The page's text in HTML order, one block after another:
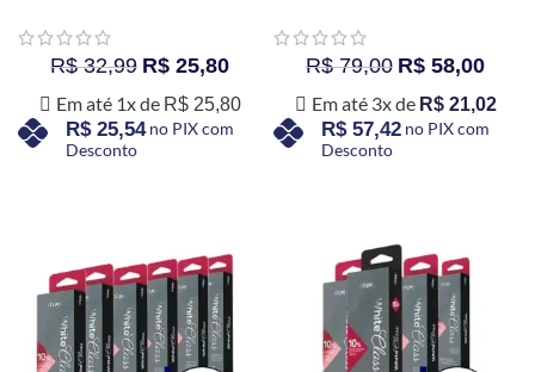
R$32,99 R$ 25,80
Em até 1x de R$25,80
R$25,54 no PIX com
Desconto
R$79,00 R$ 58,00
Em até 3x de R$21,02
R$57,42 no PIX com
Desconto